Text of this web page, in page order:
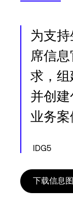
为支
席信
求，组
并创
业务案
IDG5
下载信息图